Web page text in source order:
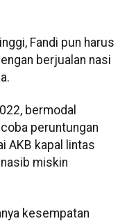
Fandi pun harus
berjualan nasi
bermodal
peruntungan
AKB kapal lintas
miskin
kesempatan